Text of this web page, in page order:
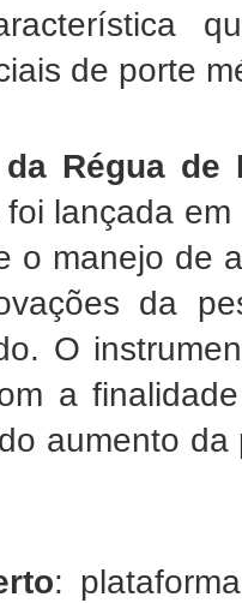
de porte
Régua de
lançada
o manejo de
da
O
a
aumento
: